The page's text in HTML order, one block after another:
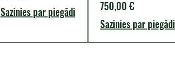
Sazinies par piegādi
Cena
750,00 €
Sazinies par piegādi